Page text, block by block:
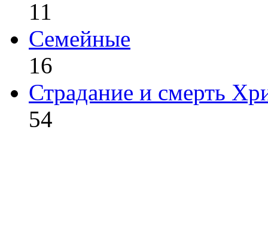
11
Семейные
16
Страдание и смерть
54